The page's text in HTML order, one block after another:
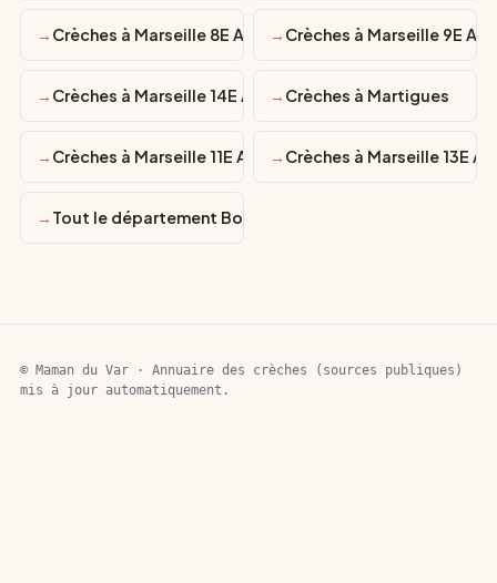
Crèches à Marseille 8E ArrondissementCrèches à Marseille 9E
Crèches à Marseille 14E ArrondissementCrèches à Martigues
Crèches à Marseille 11E ArrondissementCrèches à Marseille 13E
Tout le département Bouches-du-Rhône
© Maman du Var · Annuaire des crèches (sources publiques)
mis à jour automatiquement.